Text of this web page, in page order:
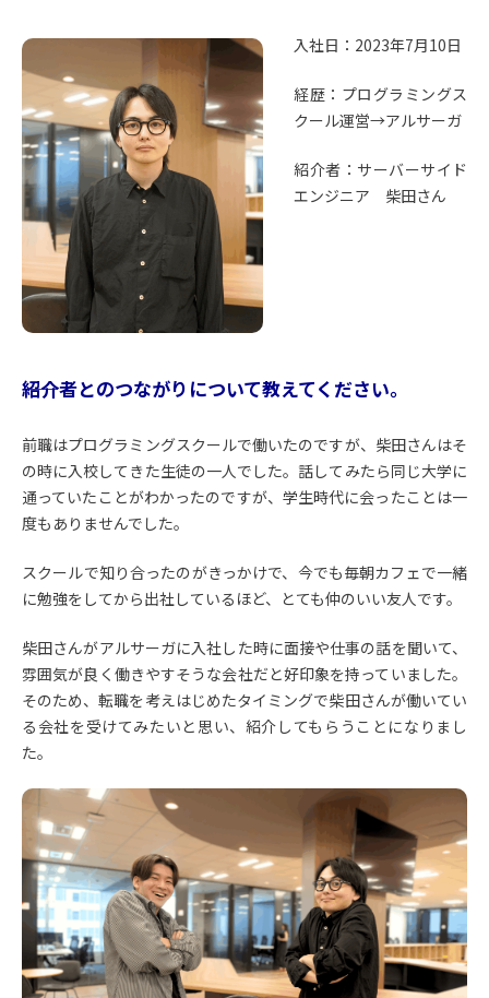
入社日：2023年7月10日
経歴：プログラミングス
クール運営→アルサーガ
紹介者：サーバーサイド
エンジニア 柴田さん
――紹介者とのつながりについて教えてください。
前職はプログラミングスクールで働いたのですが、柴田さんはそ
の時に入校してきた生徒の一人でした。話してみたら同じ大学に
通っていたことがわかったのですが、学生時代に会ったことは一
度もありませんでした。
スクールで知り合ったのがきっかけで、今でも毎朝カフェで一緒
に勉強をしてから出社しているほど、とても仲のいい友人です。
柴田さんがアルサーガに入社した時に面接や仕事の話を聞いて、
雰囲気が良く働きやすそうな会社だと好印象を持っていました。
そのため、転職を考えはじめたタイミングで柴田さんが働いてい
る会社を受けてみたいと思い、紹介してもらうことになりまし
た。